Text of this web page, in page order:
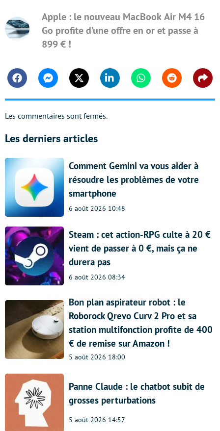
Apple : le nouveau MacBook Air M4 16
Go profite d’une offre en or et passe à
899 € !
FacebookMessengerTwitter Linkedin WhatsappReddit
Les commentaires sont fermés.
Les derniers articles
Comment Gemini va vous aider à
résoudre les problèmes de votre
smartphone
6 août 2026 10:48
Steam : cet action-RPG culte à 20 €
vient de passer à 0 €, mais ça ne
durera pas
6 août 2026 08:34
Bon plan aspirateur robot : le
Roborock Qrevo Curv 2 Pro et sa
station multifonction profite de 400
€ de remise sur Amazon !
5 août 2026 18:00
Panne Claude : le chatbot subit de
grosses perturbations
5 août 2026 14:57